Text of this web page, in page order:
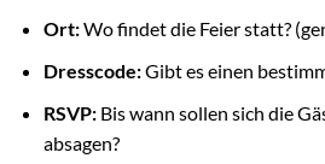
Ort:Wo findet die Feier statt?
Dresscode:Gibt es einen
RSVP:Bis wann sollen sich die
absagen?